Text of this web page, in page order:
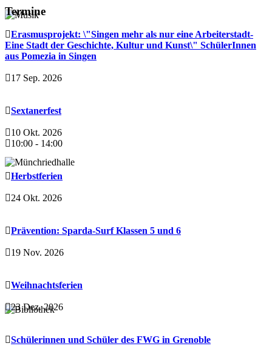
Termine
Erasmusprojekt: \"Singen mehr als nur eine Arbeiterstadt-
Eine Stadt der Geschichte, Kultur und Kunst\" SchülerInnen
aus Pomezia in Singen
17 Sep. 2026
Sextanerfest
10 Okt. 2026
10:00 - 14:00
Herbstferien
24 Okt. 2026
Prävention: Sparda-Surf Klassen 5 und 6
19 Nov. 2026
Weihnachtsferien
23 Dez. 2026
Schülerinnen und Schüler des FWG in Grenoble